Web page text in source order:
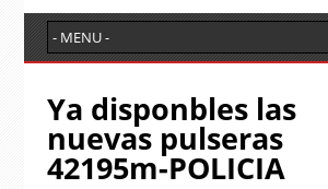
Ya disponbles las
nuevas pulseras
42195m-POLICIA